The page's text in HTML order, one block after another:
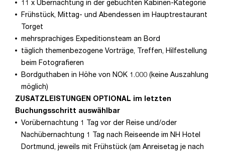
11 x Übernachtung in der gebuchten Kabinen-Kategorie
Frühstück, Mittag- und Abendessen im Hauptrestaurant
Torget
mehrsprachiges Expeditionsteam an Bord
täglich themenbezogene Vorträge, Treffen, Hilfestellung
beim Fotografieren
Bordguthaben in Höhe von NOK 1.000 (keine Auszahlung
möglich)
ZUSATZLEISTUNGEN OPTIONAL im letzten
Buchungsschritt auswählbar
Vorübernachtung 1 Tag vor der Reise und/oder
Nachübernachtung 1 Tag nach Reiseende im NH Hotel
Dortmund, jeweils mit Frühstück (am Anreisetag je nach